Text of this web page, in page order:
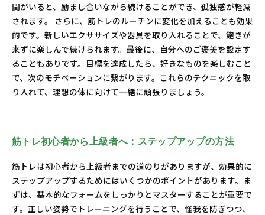
間がいると、励まし合いながら続けることができ、孤独感が軽減
されます。 さらに、筋トレのルーチンに変化を加えることも効果
的です。新しいエクササイズや器具を取り入れることで、飽きが
来ずに楽しんで続けられます。最後に、自分へのご褒美を設定す
ることもありです。目標を達成したら、好きなものを楽しむこと
で、次のモチベーションに繋がります。これらのテクニックを取
り入れて、理想の体に向けて一緒に頑張りましょう。
筋トレ初心者から上級者へ：ステップアップの方法
筋トレは初心者から上級者までの道のりがありますが、効果的に
ステップアップするためにはいくつかのポイントがあります。ま
ずは、基本的なフォームをしっかりとマスターすることが重要で
す。正しい姿勢でトレーニングを行うことで、怪我を防ぎつつ、